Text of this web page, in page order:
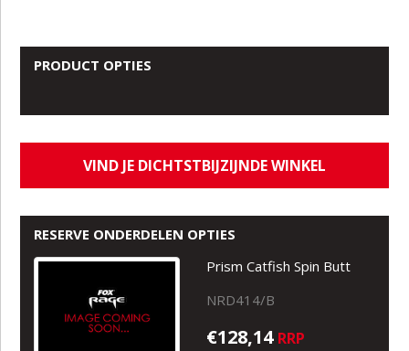
PRODUCT OPTIES
VIND JE DICHTSTBIJZIJNDE WINKEL
RESERVE ONDERDELEN OPTIES
Prism Catfish Spin Butt
NRD414/B
€128,14 RRP